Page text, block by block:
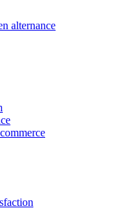
alternance